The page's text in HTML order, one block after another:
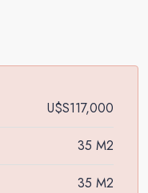
U$S117,000
35 M2
35 M2